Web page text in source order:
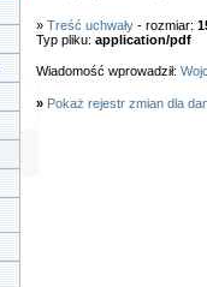
» Treść uchwały- rozmiar:
Typ pliku: application/pdf
Wiadomość wprowadził:
» Pokaż rejestr zmian dla